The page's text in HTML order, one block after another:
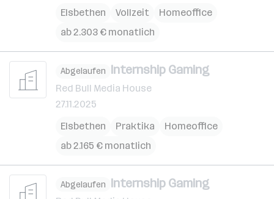
Elsbethen
Vollzeit
Homeoffice
ab 2.303 € monatlich
Abgelaufen Internship Gaming
Red Bull Media House
27.11.2025
Elsbethen
Praktika
Homeoffice
ab 2.165 € monatlich
Abgelaufen Internship Gaming